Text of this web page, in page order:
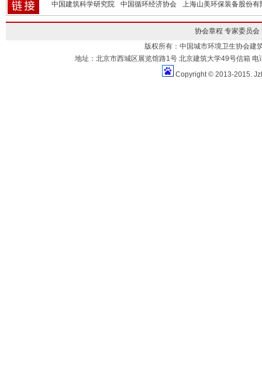
中国建筑科学研究院 中国循环经济协会 上海山美环保装备股份有
协会章程 专家委员会
版权所有：中国城市环境卫生协会建
地址：北京市西城区展览馆路1号 北京建筑大学49号信箱
Copyright © 2013-2015.